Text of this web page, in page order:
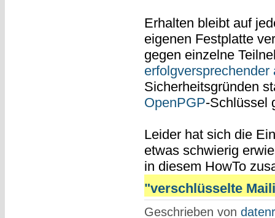
Erhalten bleibt auf
eigenen Festplatte
gegen einzelne
erfolgversprechender
Sicherheitsgründen
OpenPGP-Schlüssel
Leider hat sich die
etwas schwierig
in diesem HowTo
"verschlüsselte
Geschrieben von